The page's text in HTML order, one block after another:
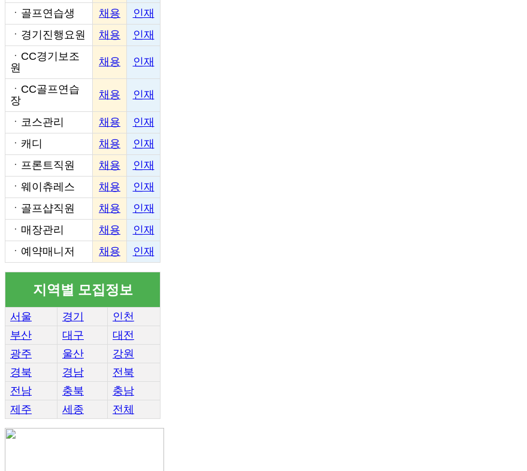
ㆍ 골프연습생 채용
인재
ㆍ 경기진행요원 채용
인재
ㆍ CC경기보조
원
채용 인재
ㆍ CC골프연습
장
채용 인재
ㆍ 코스관리 채용
인재
ㆍ 캐디 채용
인재
ㆍ 프론트직원 채용
인재
ㆍ 웨이츄레스 채용
인재
ㆍ 골프샵직원 채용
인재
ㆍ 매장관리 채용
인재
ㆍ 예약매니저 채용 인재
지역별 모집정보
서울 경기
인천
부산
대구
대전
광주
울산
강원
경북
경남
전북
전남
충북
충남
제주
세종 전체